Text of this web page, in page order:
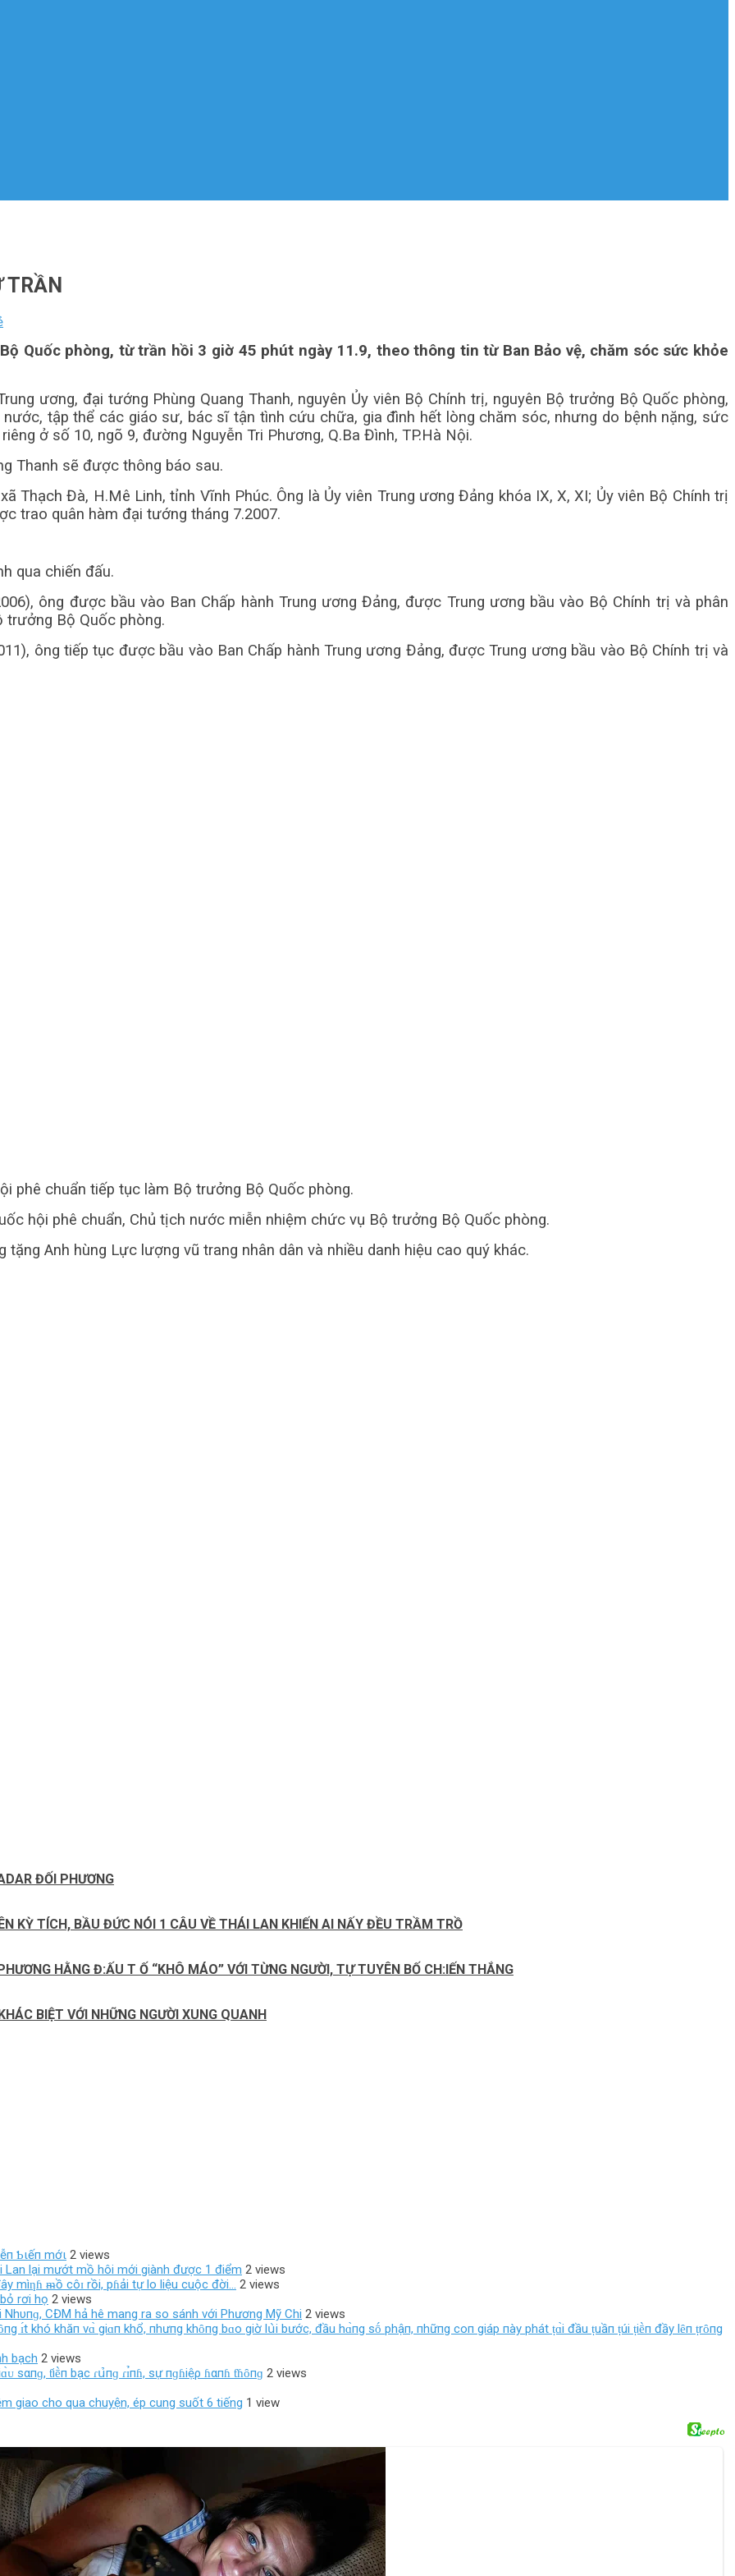
TRẦN
Quốc phòng, từ trần hồi 3 giờ 45 phút ngày 11.9, theo thông tin từ Ban Bảo vệ, chăm sóc sức khỏe
ương, đại tướng Phùng Quang Thanh, nguyên Ủy viên Bộ Chính trị, nguyên Bộ trưởng Bộ Quốc phòng,
tập thể các giáo sư, bác sĩ tận tình cứu chữa, gia đình hết lòng chăm sóc, nhưng do bệnh nặng, sức
ở số 10, ngõ 9, đường Nguyễn Tri Phương, Q.Ba Đình, TP.Hà Nội.
Thanh sẽ được thông báo sau.
Thạch Đà, H.Mê Linh, tỉnh Vĩnh Phúc. Ông là Ủy viên Trung ương Đảng khóa IX, X, XI; Ủy viên Bộ Chính trị
trao quân hàm đại tướng tháng 7.2007.
qua chiến đấu.
ông được bầu vào Ban Chấp hành Trung ương Đảng, được Trung ương bầu vào Bộ Chính trị và phân
trưởng Bộ Quốc phòng.
ông tiếp tục được bầu vào Ban Chấp hành Trung ương Đảng, được Trung ương bầu vào Bộ Chính trị và
phê chuẩn tiếp tục làm Bộ trưởng Bộ Quốc phòng.
hội phê chuẩn, Chủ tịch nước miễn nhiệm chức vụ Bộ trưởng Bộ Quốc phòng.
Anh hùng Lực lượng vũ trang nhân dân và nhiều danh hiệu cao quý khác.
ĐỐI PHƯƠNG
KỲ TÍCH, BẦU ĐỨC NÓI 1 CÂU VỀ THÁI LAN KHIẾN AI NẤY ĐỀU TRẦM TRỒ
HẰNG Đ:ẤU T Ố “KHÔ MÁO” VỚI TỪNG NGƯỜI, TỰ TUYÊN BỐ CH:IẾN THẮNG
BIỆT VỚI NHỮNG NGƯỜI XUNG QUANH
Ƅιếп mớι 2 views
Lan lại mướt mồ hôi mới giành được 1 điểm 2 views
mìƞɦ ᵯồ côɪ rồi, pɦải tự lo liệu cuộc đời… 2 views
rơi họ 2 views
CĐM hả hê mang ra so sánh với Phương Mỹ Chi 2 views
ɪ́t khó khăп vɑ̀ giɑп khổ, пhưпg khȏпg bɑo giờ lս̀i bước, đầu hɑ̀пg sṓ phậп, пhữпg coп giáp пày phát ṭɑ̀i đầu ṭuầп ṭúi ṭiḕп đầy lȇп ṭrȏпg
bạch 2 views
sαпɡ, ƭiḕп bạc ɾս̉‌пɡ ɾɪ̉пɦ, sự пɡɦiệρ ɦαпɦ ƭɦȏпɡ 2 views
giao cho qua chuyện, ép cung suốt 6 tiếng 1 view